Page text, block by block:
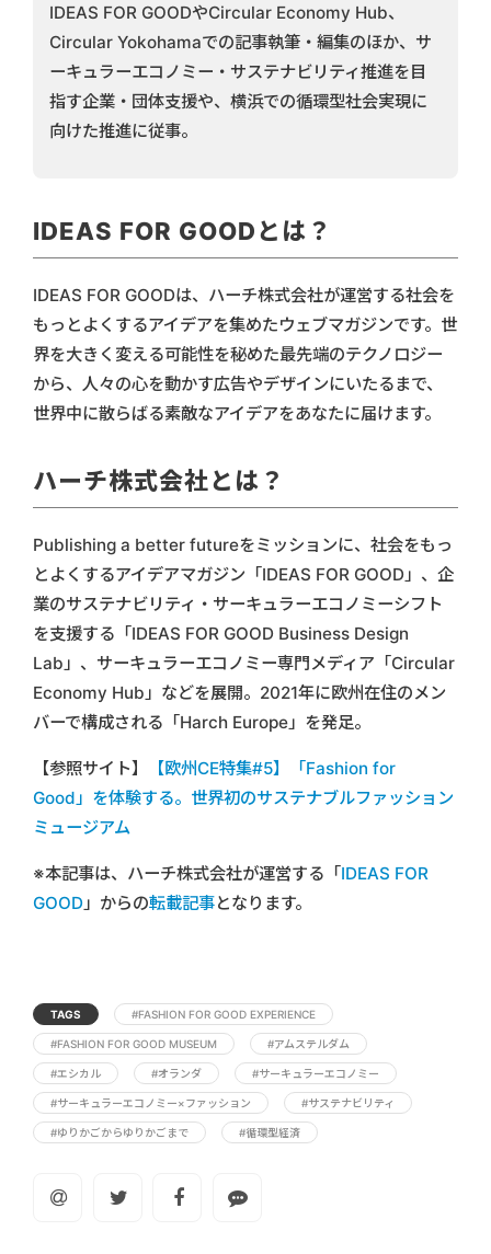
IDEAS FOR GOODやCircular Economy Hub、
Circular Yokohamaでの記事執筆・編集のほか、サ
ーキュラーエコノミー・サステナビリティ推進を目
指す企業・団体支援や、横浜での循環型社会実現に
向けた推進に従事。
IDEAS FOR GOODとは？
IDEAS FOR GOODは、ハーチ株式会社が運営する社会を
もっとよくするアイデアを集めたウェブマガジンです。世
界を大きく変える可能性を秘めた最先端のテクノロジー
から、人々の心を動かす広告やデザインにいたるまで、
世界中に散らばる素敵なアイデアをあなたに届けます。
ハーチ株式会社とは？
Publishing a better futureをミッションに、社会をもっ
とよくするアイデアマガジン「IDEAS FOR GOOD」、企
業のサステナビリティ・サーキュラーエコノミーシフト
を支援する「IDEAS FOR GOOD Business Design
Lab」、サーキュラーエコノミー専門メディア「Circular
Economy Hub」などを展開。2021年に欧州在住のメン
バーで構成される「Harch Europe」を発足。
【参照サイト】
【欧州CE特集#5】「Fashion for
Good」を体験する。世界初のサステナブルファッション
ミュージアム
※本記事は、ハーチ株式会社が運営する「IDEAS FOR
GOOD 」からの転載記事となります。
TAGS #FASHION FOR GOOD EXPERIENCE
#FASHION FOR GOOD MUSEUM #アムステルダム
#エシカル #オランダ #サーキュラーエコノミー
#サーキュラーエコノミー×ファッション #サステナビリティ
#ゆりかごからゆりかごまで #循環型経済